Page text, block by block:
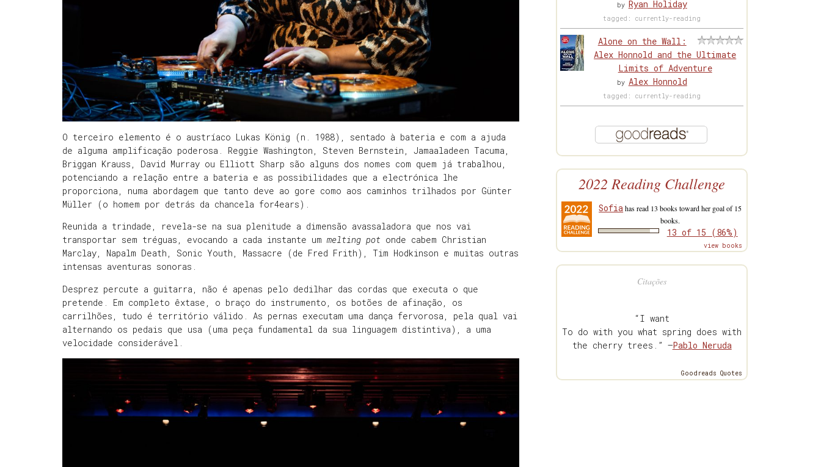
O terceiro elemento é o austríaco Lukas König (n. 1988), sentado à bateria e com a ajuda
de alguma amplificação poderosa. Reggie Washington, Steven Bernstein, Jamaaladeen Tacuma,
Briggan Krauss, David Murray ou Elliott Sharp são alguns dos nomes com quem já trabalhou,
potenciando a relação entre a bateria e as possibilidades que a electrónica lhe
proporciona, numa abordagem que tanto deve ao gore como aos caminhos trilhados por Günter
Müller (o homem por detrás da chancela for4ears).
Reunida a trindade, revela-se na sua plenitude a dimensão avassaladora que nos vai
transportar sem tréguas, evocando a cada instante um melting pot onde cabem Christian
Marclay, Napalm Death, Sonic Youth, Massacre (de Fred Frith), Tim Hodkinson e muitas outras
intensas aventuras sonoras.
Desprez percute a guitarra, não é apenas pelo dedilhar das cordas que executa o que
pretende. Em completo êxtase, o braço do instrumento, os botões de afinação, os
carrilhões, tudo é território válido. As pernas executam uma dança fervorosa, pela qual vai
alternando os pedais que usa (uma peça fundamental da sua linguagem distintiva), a uma
velocidade considerável.
by Ryan Holiday
tagged: currently-reading
Alone on the Wall:
Alex Honnold and the Ultimate
Limits of Adventure
by Alex Honnold
tagged: currently-reading
2022 Reading Challenge
Sofiahas read 13 books toward her goal of 15
books.
13 of 15 (86%)
view books
Citações
“I want
To do with you what spring does with
the cherry trees.” —Pablo Neruda
Goodreads Quotes